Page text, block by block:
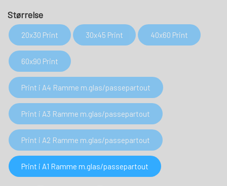
Størrelse
20x30 Print 30x45 Print 40x60 Print
60x90 Print
Print i A4 Ramme m.glas/passepartout
Print i A3 Ramme m.glas/passepartout
Print i A2 Ramme m.glas/passepartout
Print i A1 Ramme m.glas/passepartout